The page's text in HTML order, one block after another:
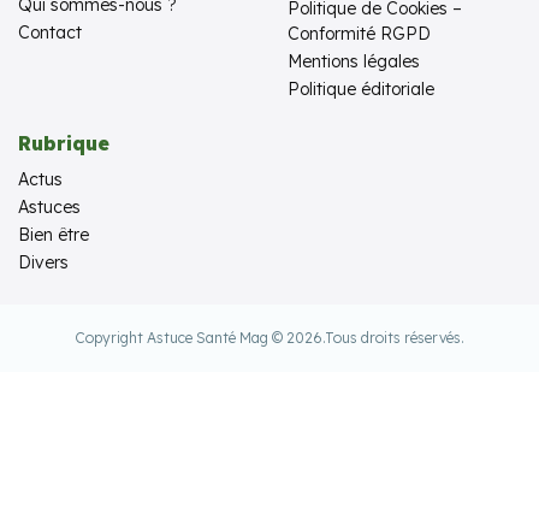
Qui sommes-nous ?
Contact
Politique de Cookies –
Conformité RGPD
Mentions légales
Politique éditoriale
Rubrique
Actus
Astuces
Bien être
Divers
Copyright Astuce Santé Mag © 2026.Tous droits réservés.